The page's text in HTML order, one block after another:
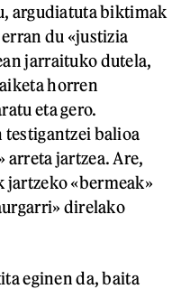
argudiatuta biktimak
du «justizia
jarraituko dutela,
horren
eta gero.
testigantzei balioa
arreta jartzea. Are,
jartzeko «bermeak»
direlako
eginen da, baita